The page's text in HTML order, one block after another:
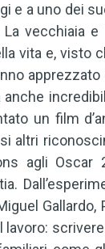
e a uno dei
vecchiaia e
vita e, visto
un film
altri
agli Oscar
Gallardo,